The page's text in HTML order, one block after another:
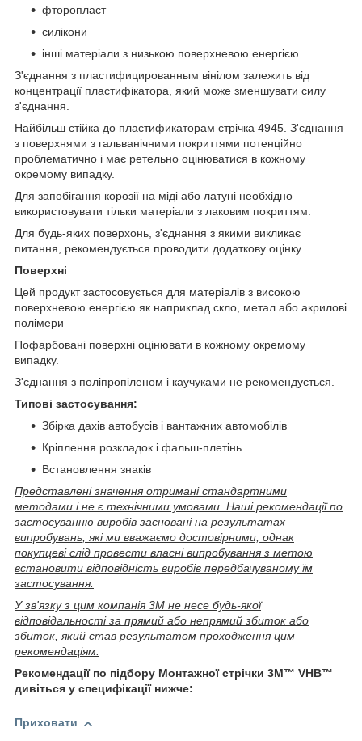
фторопласт
силікони
інші матеріали з низькою поверхневою енергією.
З'єднання з пластифицированным вінілом залежить від
концентрації пластифікатора, який може зменшувати силу
з'єднання.
Найбільш стійка до пластификаторам стрічка 4945. З'єднання
з поверхнями з гальванічними покриттями потенційно
проблематично і має ретельно оцінюватися в кожному
окремому випадку.
Для запобігання корозії на міді або латуні необхідно
використовувати тільки матеріали з лаковим покриттям.
Для будь-яких поверхонь, з'єднання з якими викликає
питання, рекомендується проводити додаткову оцінку.
Поверхні
Цей продукт застосовується для матеріалів з високою
поверхневою енергією як наприклад скло, метал або акрилові
полімери
Пофарбовані поверхні оцінювати в кожному окремому
випадку.
З'єднання з поліпропіленом і каучуками не рекомендується.
Типові застосування:
Збірка дахів автобусів і вантажних автомобілів
Кріплення розкладок і фальш-плетінь
Встановлення знаків
Представлені значення отримані стандартними
методами і не є технічними умовами. Наші рекомендації по
застосуванню виробів засновані на результатах
випробувань, які ми вважаємо достовірними, однак
покупцеві слід провести власні випробування з метою
встановити відповідність виробів передбачуваному їм
застосування.
У зв'язку з цим компанія 3М не несе будь-якої
відповідальності за прямий або непрямий збиток або
збиток, який став результатом проходження цим
рекомендаціям.
Рекомендації по підбору Монтажної стрічки 3M™ VHB™
дивіться у специфікації нижче:
Приховати